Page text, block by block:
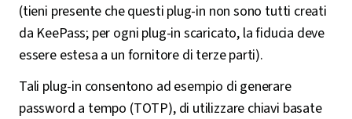
(tieni presente che questi plug-in non sono tutti creati
da KeePass; per ogni plug-in scaricato, la fiducia deve
essere estesa a un fornitore di terze parti).
Tali plug-in consentono ad esempio di generare
password a tempo (TOTP), di utilizzare chiavi basate